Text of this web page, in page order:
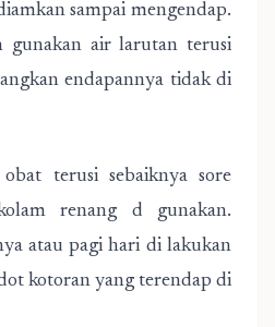
sampai mengendap.
gunakan air larutan terusi
endapannya tidak di
terusi sebaiknya sore
renang d gunakan.
atau pagi hari di lakukan
kotoran yang terendap di